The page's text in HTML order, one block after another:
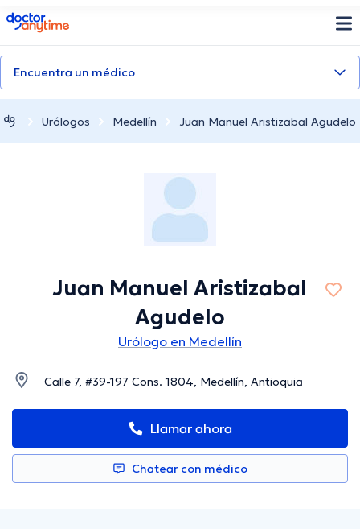
doctoranytime
Encuentra un médico
Urólogos Medellín Juan Manuel Aristizabal Agudelo
Juan Manuel Aristizabal
Agudelo
Urólogo en Medellín
Calle 7, #39-197 Cons. 1804, Medellín, Antioquia
Llamar ahora
Chatear con médico